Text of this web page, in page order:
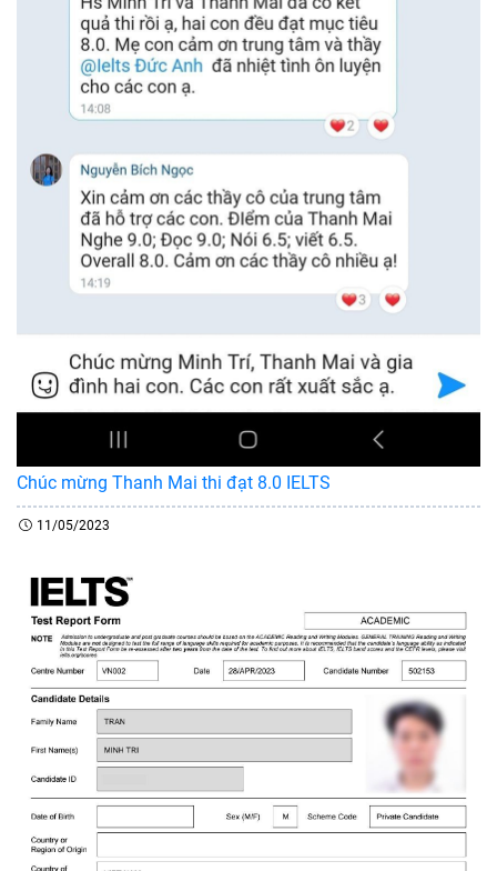
Chúc mừng Thanh Mai thi đạt 8.0 IELTS
11/05/2023